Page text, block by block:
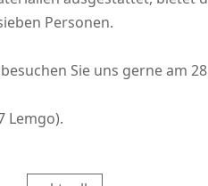
Personen.
Sie uns gerne am
Lemgo).